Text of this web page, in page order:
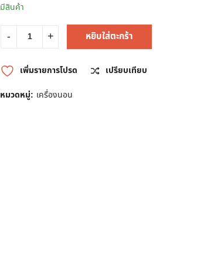
มีสินค้า
หยิบใส่ตะกร้า
เพิ่มรายการโปรด
เปรียบเทียบ
หมวดหมู่: เครื่องนอน